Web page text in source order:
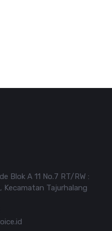
Blok A 11 No.7 RT/RW :
Kecamatan Tajurhalang